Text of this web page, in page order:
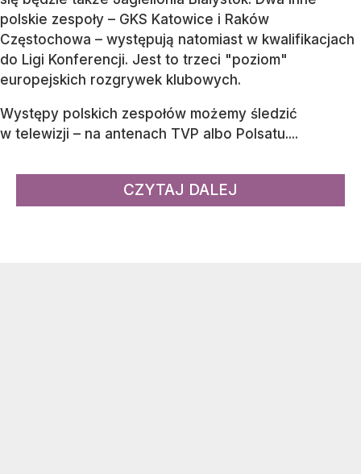
polskie zespoły – GKS Katowice i Raków
Częstochowa – występują natomiast w kwalifikacjach
do Ligi Konferencji. Jest to trzeci "poziom"
europejskich rozgrywek klubowych.
Występy polskich zespołów możemy śledzić
w telewizji – na antenach TVP albo Polsatu....
CZYTAJ DALEJ